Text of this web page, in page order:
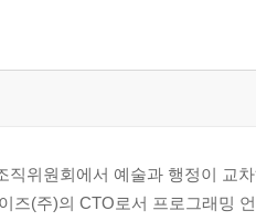
위원회에서 예술과 행정이 교
즈(주)의 CTO로서 프로그래밍